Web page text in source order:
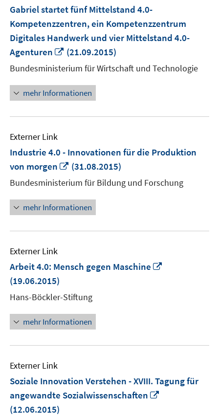
Gabriel startet fünf Mittelstand 4.0-
Kompetenzzentren, ein Kompetenzzentrum
Digitales Handwerk und vier Mittelstand 4.0-
Agenturen
In
neuem
Fenster
öffnen
(21.09.2015)
Bundesministerium für Wirtschaft und Technologie
mehr Informationen
Externer Link
Industrie 4.0 - Innovationen für die Produktion
von morgen
In
neuem
Fenster
öffnen
(31.08.2015)
Bundesministerium für Bildung und Forschung
mehr Informationen
Externer Link
Arbeit 4.0: Mensch gegen Maschine
(19.06.2015)
Hans-Böckler-Stiftung
mehr Informationen
Externer Link
Soziale Innovation Verstehen - XVIII. Tagung für
angewandte Sozialwissenschaften
(12.06.2015)